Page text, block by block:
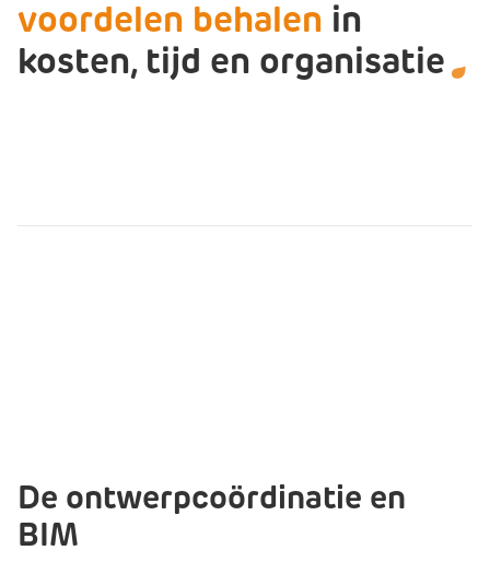
voordelen behalen in
kosten, tijd en organisatie
De ontwerpcoördinatie en
BIM